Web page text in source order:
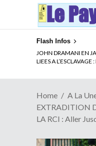
Flash Infos
ELECTION DE TALON
Quand Patrice quitte
Home
A La
EXTRADITION
LA RCI : Aller